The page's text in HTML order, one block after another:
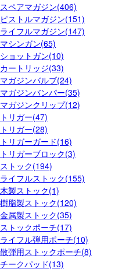
スペアマガジン(406)
ピストルマガジン(151)
ライフルマガジン(147)
マシンガン(65)
ショットガン(10)
カートリッジ(33)
マガジンバルブ(24)
マガジンバンパー(35)
マガジンクリップ(12)
トリガー(47)
トリガー(28)
トリガーガード(16)
トリガーブロック(3)
ストック(194)
ライフルストック(155)
木製ストック(1)
樹脂製ストック(120)
金属製ストック(35)
ストックポーチ(17)
ライフル弾用ポーチ(10)
散弾用ストックポーチ(8)
チークパッド(13)